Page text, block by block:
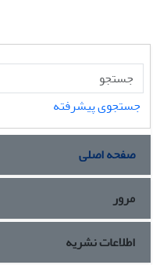
جستجوی پیشرفته
صفحه اصلی
مرور
اطلاعات نشریه